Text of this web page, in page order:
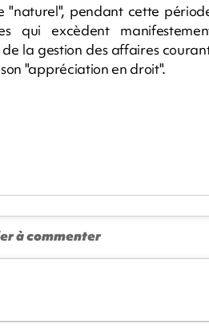
"naturel", pendant cette
qui excèdent
la gestion des affaires
"appréciation en droit".